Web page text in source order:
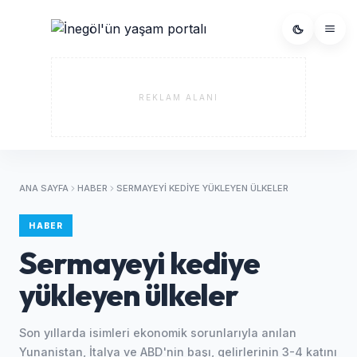
REKLAM ALANI
ANA SAYFA HABER SERMAYEYI KEDIYE YÜKLEYEN ÜLKELER
HABER
Sermayeyi kediye
yükleyen ülkeler
Son yıllarda isimleri ekonomik sorunlarıyla anılan
Yunanistan, İtalya ve ABD'nin başı, gelirlerinin 3-4 katını